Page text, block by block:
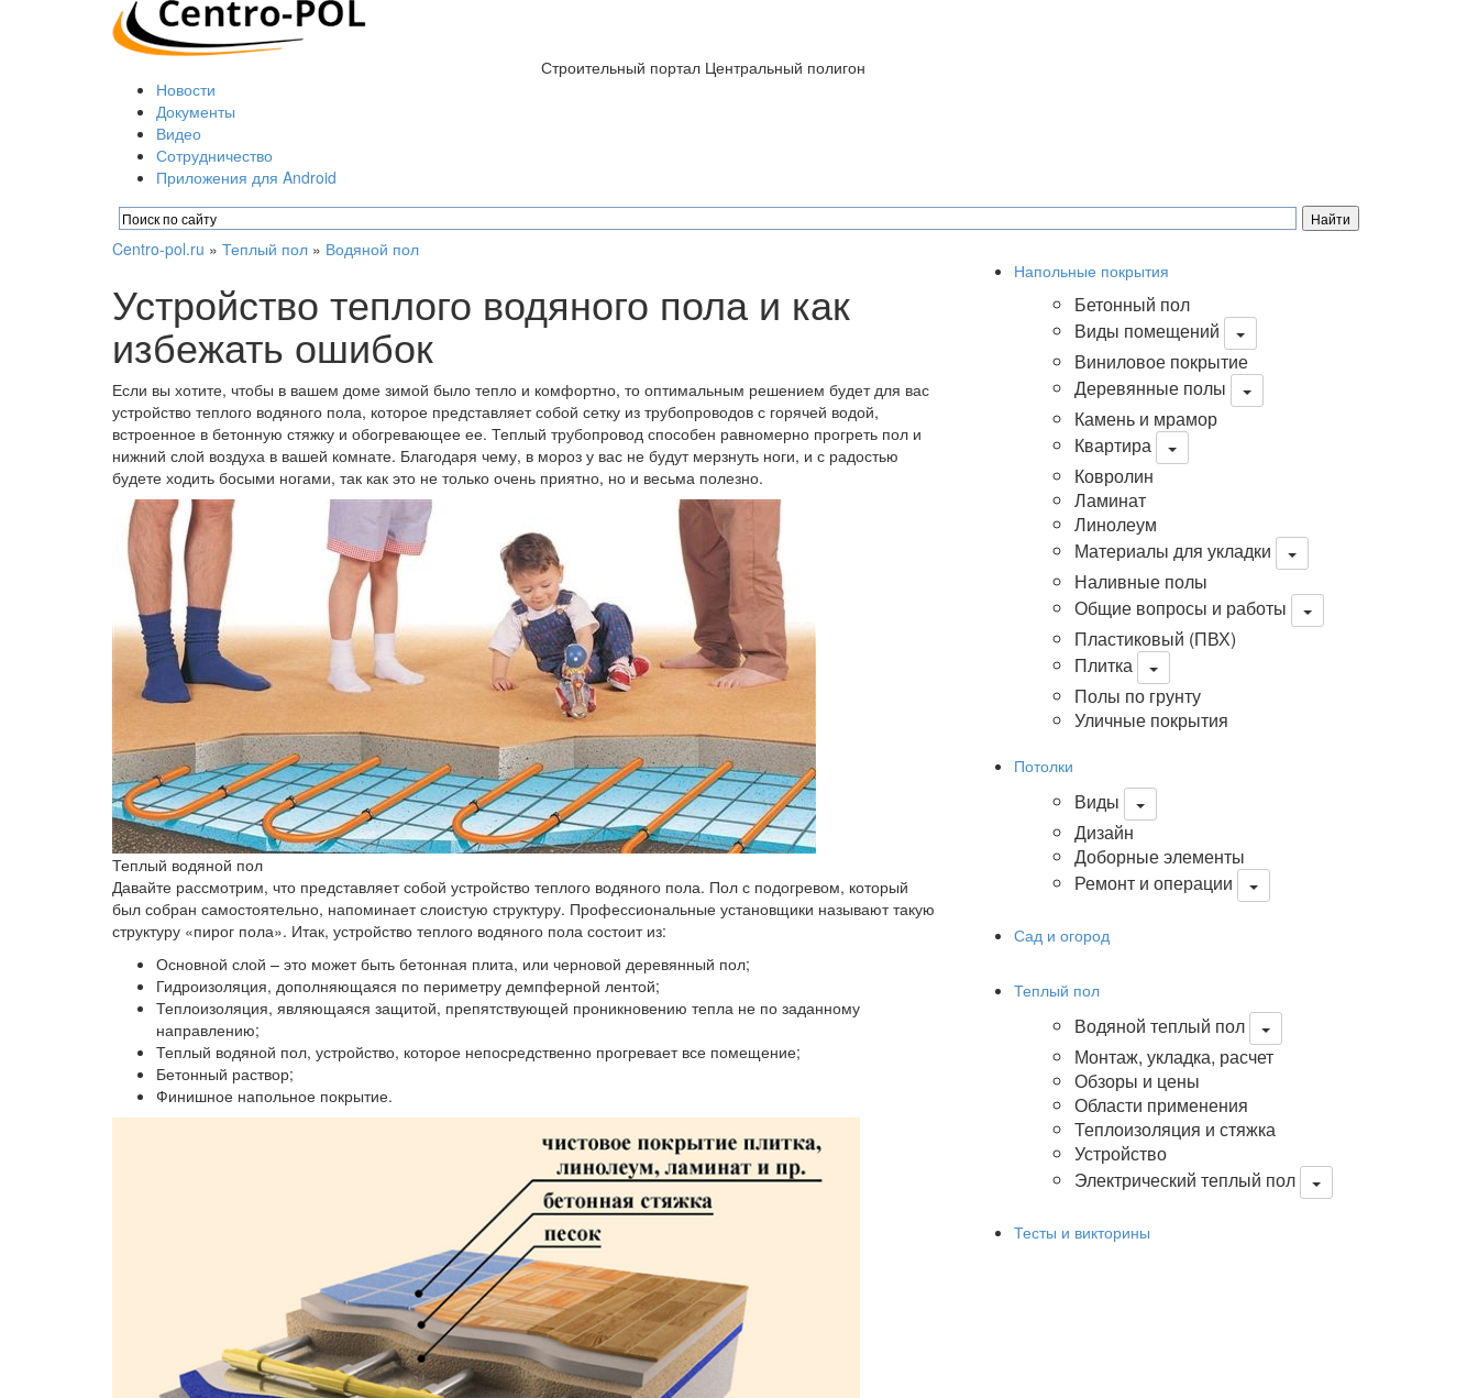
Строительный портал Центральный полигон
Новости
Документы
Видео
Сотрудничество
Приложения для Android
Centro-pol.ru » Теплый пол » Водяной пол
Устройство теплого водяного пола и как
избежать ошибок
Если вы хотите, чтобы в вашем доме зимой было тепло и комфортно, то оптимальным решением будет для вас
устройство теплого водяного пола, которое представляет собой сетку из трубопроводов с горячей водой,
встроенное в бетонную стяжку и обогревающее ее. Теплый трубопровод способен равномерно прогреть пол и
нижний слой воздуха в вашей комнате. Благодаря чему, в мороз у вас не будут мерзнуть ноги, и с радостью
будете ходить босыми ногами, так как это не только очень приятно, но и весьма полезно.
Теплый водяной пол
Давайте рассмотрим, что представляет собой устройство теплого водяного пола. Пол с подогревом, который
был собран самостоятельно, напоминает слоистую структуру. Профессиональные установщики называют такую
структуру «пирог пола». Итак, устройство теплого водяного пола состоит из:
Основной слой – это может быть бетонная плита, или черновой деревянный пол;
Гидроизоляция, дополняющаяся по периметру демпферной лентой;
Теплоизоляция, являющаяся защитой, препятствующей проникновению тепла не по заданному
направлению;
Теплый водяной пол, устройство, которое непосредственно прогревает все помещение;
Бетонный раствор;
Финишное напольное покрытие.
Напольные покрытия
Бетонный пол
Виды помещений
Виниловое покрытие
Деревянные полы
Камень и мрамор
Квартира
Ковролин
Ламинат
Линолеум
Материалы для укладки
Наливные полы
Общие вопросы и работы
Пластиковый (ПВХ)
Плитка
Полы по грунту
Уличные покрытия
Потолки
Виды
Дизайн
Доборные элементы
Ремонт и операции
Сад и огород
Теплый пол
Водяной теплый пол
Монтаж, укладка, расчет
Обзоры и цены
Области применения
Теплоизоляция и стяжка
Устройство
Электрический теплый пол
Тесты и викторины